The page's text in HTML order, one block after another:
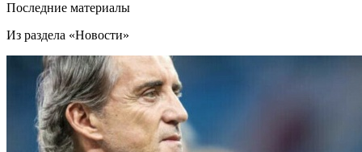
Последние материалы
Из раздела «Новости»